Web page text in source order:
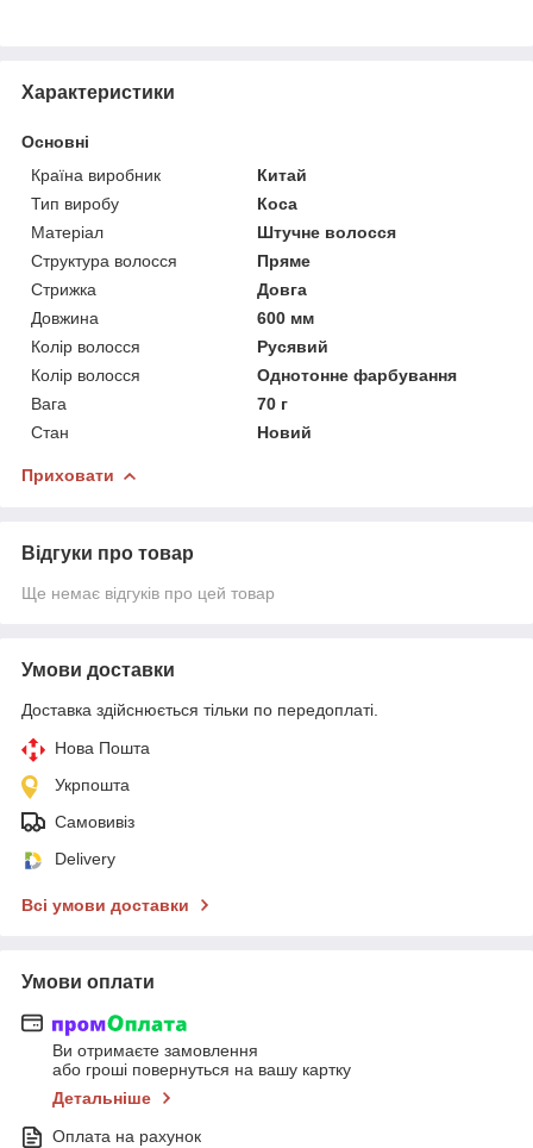
Характеристики
Основні
Країна виробник
Китай
Тип виробу
Коса
Матеріал
Штучне волосся
Структура волосся
Пряме
Стрижка
Довга
Довжина
600 мм
Колір волосся
Русявий
Колір волосся
Однотонне фарбування
Вага
70 г
Стан
Новий
Приховати
Відгуки про товар
Ще немає відгуків про цей товар
Умови доставки
Доставка здійснюється тільки по передоплаті.
Нова Пошта
Укрпошта
Самовивіз
Delivery
Всі умови доставки
Умови оплати
Ви отримаєте замовлення
або гроші повернуться на вашу картку
Детальніше
Оплата на рахунок